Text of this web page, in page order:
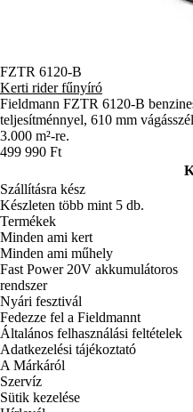
FZTR 6120-B
Kerti rider fűnyíró
Fieldmann FZTR 6120-B
teljesítménnyel, 610 mm
3.000 m²-re.
499 990 Ft
Szállításra kész
Készleten több mint 5 db.
Termékek
Minden ami kert
Minden ami műhely
Fast Power 20V akkumulátoros
rendszer
Nyári fesztivál
Fedezze fel a Fieldmannt
Általános felhasználási feltételek
Adatkezelési tájékoztató
A Márkáról
Szervíz
Sütik kezelése